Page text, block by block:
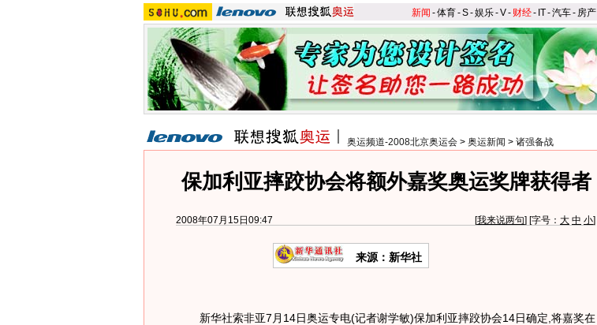
新闻 -体育-S-娱乐-V- 财经- IT-汽车- 房产
奥运频道-2008北京奥运会 > 奥运新闻 > 诸强备战
保加利亚摔跤协会将额外嘉奖奥运奖牌获得者
2008年07月15日09:47 [我来说两句] [字号： 大 中 小]
来源：新华社
新华社索非亚7月14日奥运专电(记者谢学敏)保加利亚摔跤协会14日确定,将嘉奖在